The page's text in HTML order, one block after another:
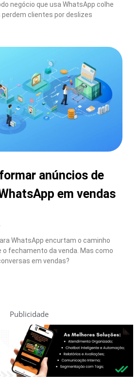
negócio que usa WhatsApp colhe
clientes por deslizes
anúncios de
em vendas
WhatsApp encurtam o caminho
o fechamento da venda. Mas como
em vendas?
Publicidade